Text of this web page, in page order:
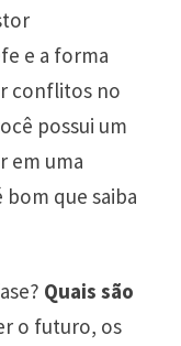
e a forma
conflitos no
possui um
em uma
que saiba
Quais são
o futuro, os